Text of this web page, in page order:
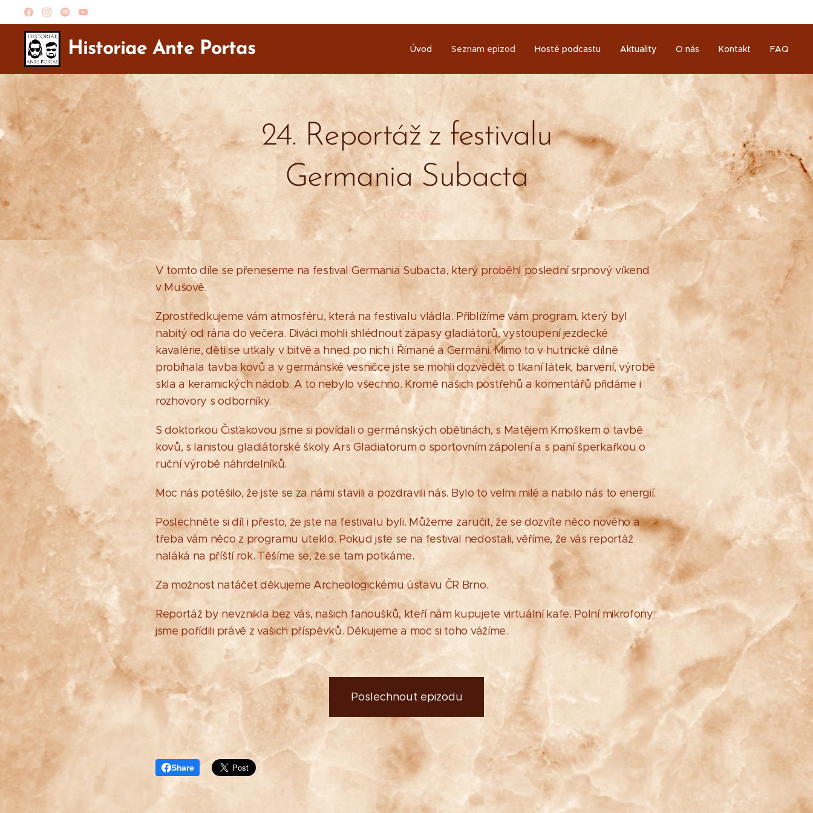
Historiae Ante Portas Úvod Seznam epizod Hosté podcastu Aktuality O nás Kontakt FAQ
24. Reportáž z festivalu
Germania Subacta
05.12.2025
V tomto díle se přeneseme na festival Germania Subacta, který proběhl poslední srpnový víkend
v Mušově.
Zprostředkujeme vám atmosféru, která na festivalu vládla. Přiblížíme vám program, který byl
nabitý od rána do večera. Diváci mohli shlédnout zápasy gladiátorů, vystoupení jezdecké
kavalérie, děti se utkaly v bitvě a hned po nich i Římané a Germáni. Mimo to v hutnické dílně
probíhala tavba kovů a v germánské vesničce jste se mohli dozvědět o tkaní látek, barvení, výrobě
skla a keramických nádob. A to nebylo všechno. Kromě našich postřehů a komentářů přidáme i
rozhovory s odborníky.
S doktorkou Čisťakovou jsme si povídali o germánských obětinách, s Matějem Kmoškem o tavbě
kovů, s lanistou gladiátorské školy Ars Gladiatorum o sportovním zápolení a s paní šperkařkou o
ruční výrobě náhrdelníků.
Moc nás potěšilo, že jste se za námi stavili a pozdravili nás. Bylo to velmi milé a nabilo nás to energií.
Poslechněte si díl i přesto, že jste na festivalu byli. Můžeme zaručit, že se dozvíte něco nového a
třeba vám něco z programu uteklo. Pokud jste se na festival nedostali, věříme, že vás reportáž
naláká na příští rok. Těšíme se, že se tam potkáme.
Za možnost natáčet děkujeme Archeologickému ústavu ČR Brno.
Reportáž by nevznikla bez vás, našich fanoušků, kteří nám kupujete virtuální kafe. Polní mikrofony
jsme pořídili právě z vašich příspěvků. Děkujeme a moc si toho vážíme.
Poslechnout epizodu
Share